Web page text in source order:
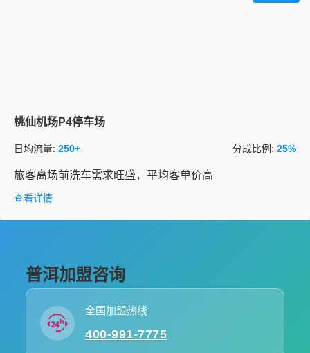
桃仙机场P4停车场
日均流量: 250+ 分成比例: 25%
旅客离场前洗车需求旺盛，平均客单价高
查看详情
普洱加盟咨询
全国加盟热线
400-991-7775